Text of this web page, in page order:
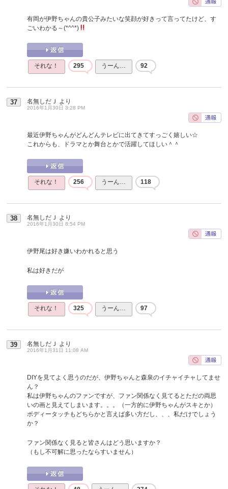
有岡が伊野ちゃんの貴公子みたいな笑顔が好きって言ってたけど、す
ごいわかる～(*^^*)
それな！ 295 うーん… 92
37 名無しだＪ より
2016年1月30日 3:28 PM
最近伊野ちゃんがどんどんテレビに出てきてすっごく嬉しい☆
これからも、ドラマとか舞台とかで活躍してほしい＾＾
それな！ 256 うーん… 118
38 名無しだＪ より
2016年1月30日 8:54 PM
伊野尾は好き嫌いわかれると思う
私は好きだが
それな！ 325 うーん… 97
39 名無しだＪ より
2016年1月31日 11:08 AM
DIYを見てよく思うのだが、伊野ちゃんと森泉のイチャイチャしてませ
ん？
私は伊野ちゃんのファンですが、ファン関係なく見てるとただの両思
いの画と見えてしまいます。。。（一方的に伊野ちゃんがスキとか）
ボディータッチもどちらかと言えば多い方だし、、、私だけでしょう
か？
ファン関係なく見ると皆さんはどう思いますか？
（もし不可解に思ったならすいません）